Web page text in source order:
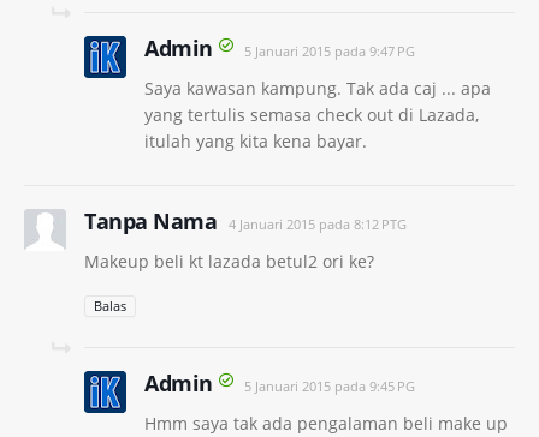
Admin 5 Januari 2015 pada 9:47 PG
Saya kawasan kampung. Tak ada caj ... apa
yang tertulis semasa check out di Lazada,
itulah yang kita kena bayar.
Tanpa Nama 4 Januari 2015 pada 8:12 PTG
Makeup beli kt lazada betul2 ori ke?
Balas
Admin 5 Januari 2015 pada 9:45 PG
Hmm saya tak ada pengalaman beli make up